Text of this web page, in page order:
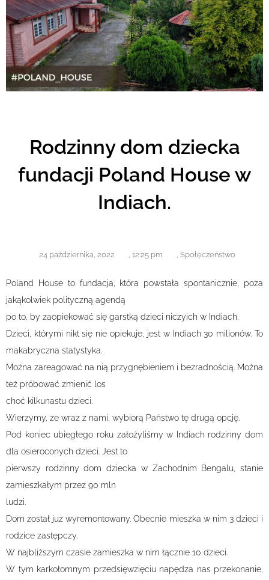
Rodzinny dom dziecka
fundacji Poland House w
Indiach.
24 października, 2022 12:25 pm Społęczeństwo
Poland House to fundacja, która powstała spontanicznie, poza
jakąkolwiek polityczną agendą
po to, by zaopiekować się garstką dzieci niczyich w Indiach.
Dzieci, którymi nikt się nie opiekuje, jest w Indiach 30 milionów. To
makabryczna statystyka.
Można zareagować na nią przygnębieniem i bezradnością. Można
też próbować zmienić los
choć kilkunastu dzieci.
Wierzymy, że wraz z nami, wybiorą Państwo tę drugą opcję.
Pod koniec ubiegłego roku założyliśmy w Indiach rodzinny dom
dla osieroconych dzieci. Jest to
pierwszy rodzinny dom dziecka w Zachodnim Bengalu, stanie
zamieszkałym przez 90 mln
ludzi.
Dom został już wyremontowany. Obecnie mieszka w nim 3 dzieci i
rodzice zastępczy.
W najbliższym czasie zamieszka w nim łącznie 10 dzieci.
W tym karkołomnym przedsięwzięciu napędza nas przekonanie,